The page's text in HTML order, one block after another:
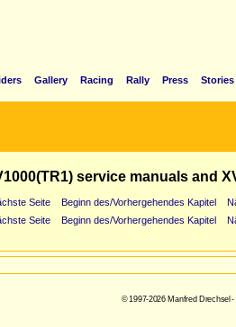
Gallery Racing Rally Press Stories
service manuals and
Seite Beginn des/Vorhergehendes Kapitel
Seite Beginn des/Vorhergehendes Kapitel
© 1997-2026 Manfred Drechsel